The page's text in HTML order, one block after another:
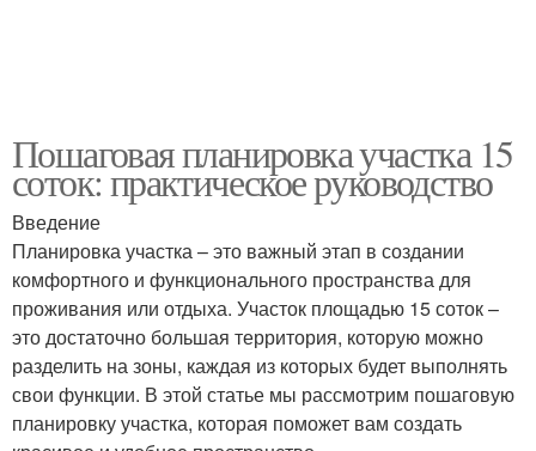
Пошаговая планировка участка 15
соток: практическое руководство
Введение
Планировка участка – это важный этап в создании
комфортного и функционального пространства для
проживания или отдыха. Участок площадью 15 соток –
это достаточно большая территория, которую можно
разделить на зоны, каждая из которых будет выполнять
свои функции. В этой статье мы рассмотрим пошаговую
планировку участка, которая поможет вам создать